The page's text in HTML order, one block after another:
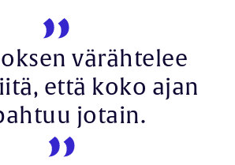
värähtelee
että koko ajan
jotain.